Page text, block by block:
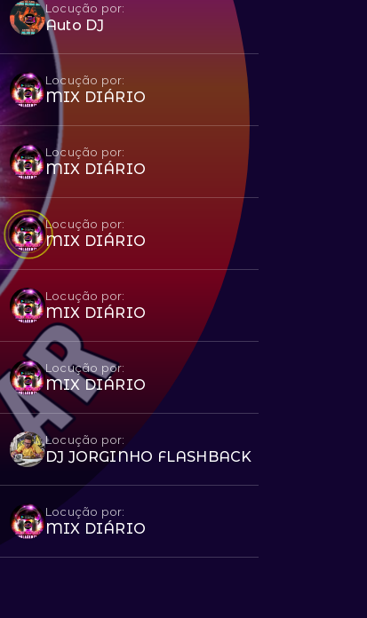
Locução por:
Auto DJ
Locução por:
MIX DIÁRIO
Locução por:
MIX DIÁRIO
Locução por:
MIX DIÁRIO
Locução por:
MIX DIÁRIO
Locução por:
MIX DIÁRIO
Locução por:
DJ JORGINHO FLASHBACK
Locução por:
MIX DIÁRIO